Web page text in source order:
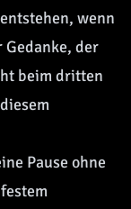
wenn
der
beim dritten
Pause ohne